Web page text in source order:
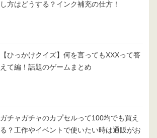
し方はどうする？インク補充の仕方！
【ひっかけクイズ】何を言ってもXXXって答
えて編！話題のゲームまとめ
ガチャガチャのカプセルって100均でも買え
る？工作やイベントで使いたい時は通販がお